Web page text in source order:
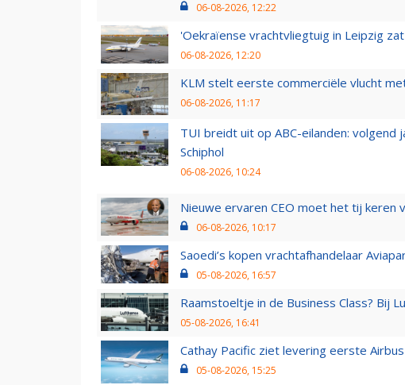
06-08-2026, 12:22
'Oekraïense vrachtvliegtuig in Leipzig
06-08-2026, 12:20
KLM stelt eerste commerciële vlucht
06-08-2026, 11:17
TUI breidt uit op ABC-eilanden:
Schiphol
06-08-2026, 10:24
Nieuwe ervaren CEO moet het tij keren
06-08-2026, 10:17
Saoedi’s kopen vrachtafhandelaar
05-08-2026, 16:57
Raamstoeltje in de Business Class? Bij
05-08-2026, 16:41
Cathay Pacific ziet levering eerste
05-08-2026, 15:25